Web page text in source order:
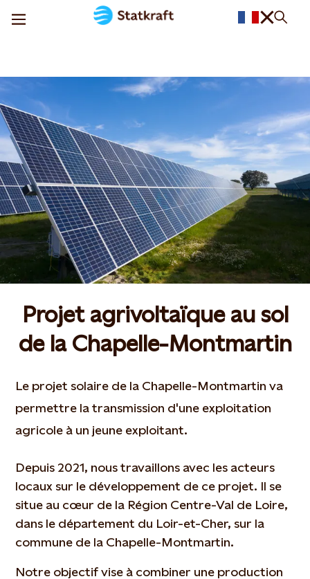
Projet agrivoltaïque au sol
de la Chapelle-Montmartin
Le projet solaire de la Chapelle-Montmartin va
permettre la transmission d'une exploitation
agricole à un jeune exploitant.
Depuis 2021, nous travaillons avec les acteurs
locaux sur le développement de ce projet. Il se
situe au cœur de la Région Centre-Val de Loire,
dans le département du Loir-et-Cher, sur la
commune de la Chapelle-Montmartin.
Notre objectif vise à combiner une production